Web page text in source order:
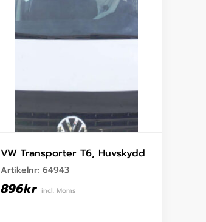
VW Transporter T6, Huvskydd
Artikelnr: 64943
896kr incl. Moms